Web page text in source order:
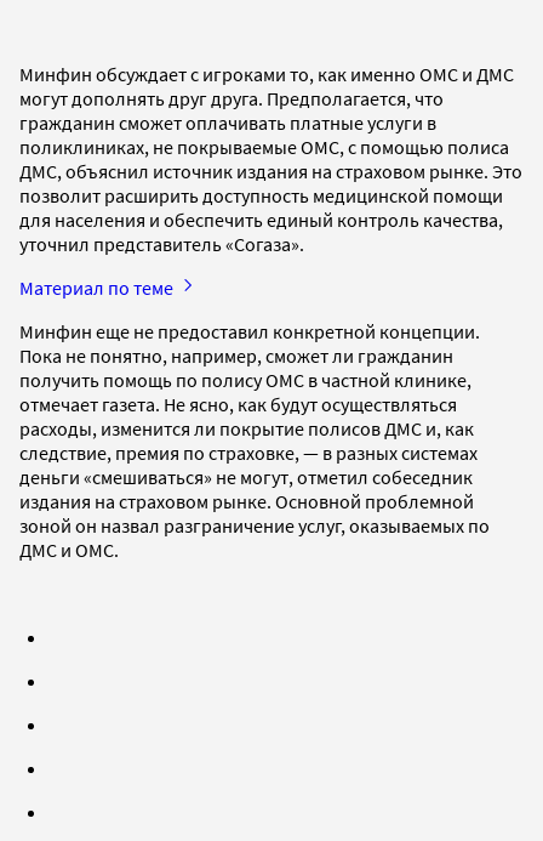
Минфин обсуждает с игроками то, как именно ОМС и ДМС
могут дополнять друг друга. Предполагается, что
гражданин сможет оплачивать платные услуги в
поликлиниках, не покрываемые ОМС, с помощью полиса
ДМС, объяснил источник издания на страховом рынке. Это
позволит расширить доступность медицинской помощи
для населения и обеспечить единый контроль качества,
уточнил представитель «Согаза».
Материал по теме
Минфин еще не предоставил конкретной концепции.
Пока не понятно, например, сможет ли гражданин
получить помощь по полису ОМС в частной клинике,
отмечает газета. Не ясно, как будут осуществляться
расходы, изменится ли покрытие полисов ДМС и, как
следствие, премия по страховке, — в разных системах
деньги «смешиваться» не могут, отметил собеседник
издания на страховом рынке. Основной проблемной
зоной он назвал разграничение услуг, оказываемых по
ДМС и ОМС.